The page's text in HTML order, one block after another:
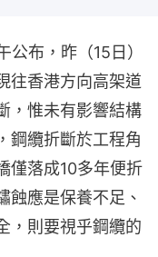
布，昨（15日）
往香港方向高架道
，惟未有影響結構
鋼纜折斷於工程角
僅落成10多年便折
蝕應是保養不足、
，則要視乎鋼纜的